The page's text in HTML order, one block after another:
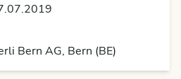
Bern AG, Bern (BE)